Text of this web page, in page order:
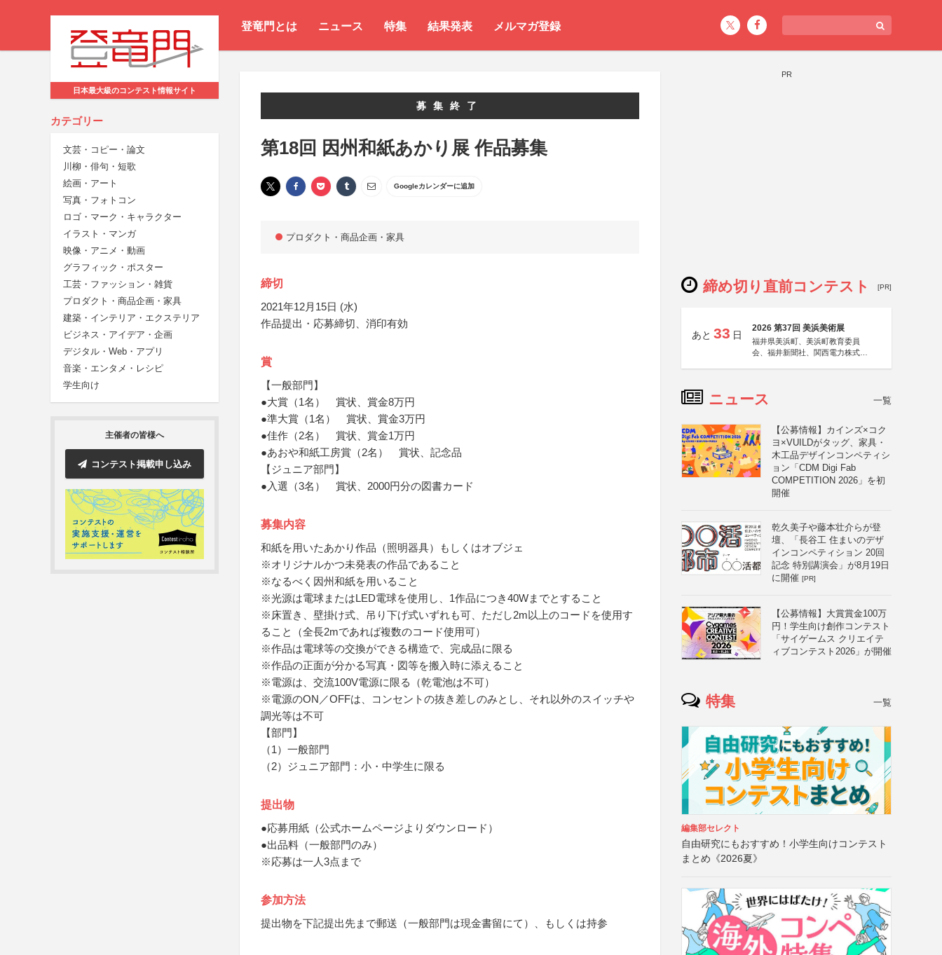
登竜門とは ニュース 特集 結果発表 メルマガ登録
日本最大級のコンテスト情報サイト
カテゴリー
文芸・コピー・論文
川柳・俳句・短歌
絵画・アート
写真・フォトコン
ロゴ・マーク・キャラクター
イラスト・マンガ
映像・アニメ・動画
グラフィック・ポスター
工芸・ファッション・雑貨
プロダクト・商品企画・家具
建築・インテリア・エクステリア
ビジネス・アイデア・企画
デジタル・Web・アプリ
音楽・エンタメ・レシピ
学生向け
主催者の皆様へ
コンテスト掲載申し込み
募集終了
第18回 因州和紙あかり展 作品募集
Googleカレンダーに追加
プロダクト・商品企画・家具
締切
2021年12月15日 (水)
作品提出・応募締切、消印有効
賞
【一般部門】
●大賞（1名） 賞状、賞金8万円
●準大賞（1名） 賞状、賞金3万円
●佳作（2名） 賞状、賞金1万円
●あおや和紙工房賞（2名） 賞状、記念品
【ジュニア部門】
●入選（3名） 賞状、2000円分の図書カード
募集内容
和紙を用いたあかり作品（照明器具）もしくはオブジェ
※オリジナルかつ未発表の作品であること
※なるべく因州和紙を用いること
※光源は電球またはLED電球を使用し、1作品につき40Wまでとすること
※床置き、壁掛け式、吊り下げ式いずれも可、ただし2m以上のコードを使用す
ること（全長2mであれば複数のコード使用可）
※作品は電球等の交換ができる構造で、完成品に限る
※作品の正面が分かる写真・図等を搬入時に添えること
※電源は、交流100V電源に限る（乾電池は不可）
※電源のON／OFFは、コンセントの抜き差しのみとし、それ以外のスイッチや
調光等は不可
【部門】
（1）一般部門
（2）ジュニア部門：小・中学生に限る
提出物
●応募用紙（公式ホームページよりダウンロード）
●出品料（一般部門のみ）
※応募は一人3点まで
参加方法
提出物を下記提出先まで郵送（一般部門は現金書留にて）、もしくは持参
PR
締め切り直前コンテスト [PR]
あと 33 日
2026 第37回 美浜美術展
福井県美浜町、美浜町教育委員
会、福井新聞社、関西電力株式会
ニュース 一覧
【公募情報】カインズ×コク
ヨ×VUILDがタッグ、家具・
木工品デザインコンペティシ
ョン「CDM Digi Fab
COMPETITION 2026」を初
開催
乾久美子や藤本壮介らが登
壇、「長谷工 住まいのデザ
インコンペティション 20回
記念 特別講演会」が8月19日
に開催 [PR]
【公募情報】大賞賞金100万
円！学生向け創作コンテスト
「サイゲームス クリエイテ
ィブコンテスト2026」が開催
特集 一覧
編集部セレクト
自由研究にもおすすめ！小学生向けコンテスト
まとめ《2026夏》